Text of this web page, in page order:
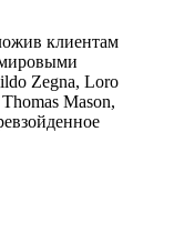
клиентам
Zegna, Loro
Mason,